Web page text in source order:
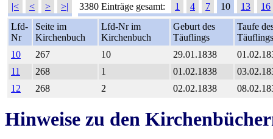
|< < > >| 3380 Einträge gesamt: 1 4 7 10 13
16
Lfd-
Nr
Seite im
Kirchenbuch
Lfd-Nr im
Kirchenbuch
Geburt des
Täuflings
Taufe
Täuflings
10
267 10 29.01.1838
11
268 1 01.02.1838
12
268 2 02.02.1838
Hinweise zu den